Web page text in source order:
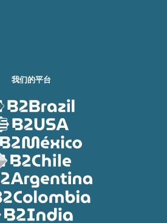
我们的平台